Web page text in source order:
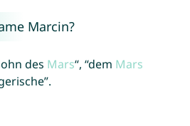
Marcin?
des Mars“, “dem Mars